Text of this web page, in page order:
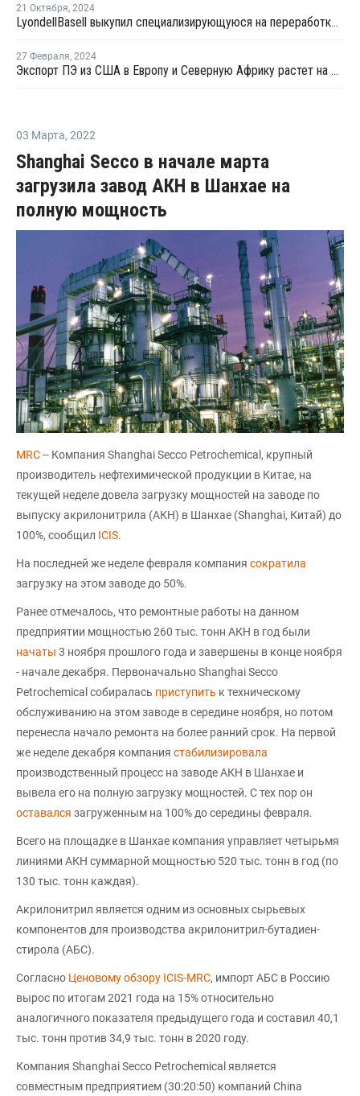
21 Октября, 2024
LyondellBasell выкупил специализирующуюся на переработке пластика компанию APK
27 Февраля, 2024
Экспорт ПЭ из США в Европу и Северную Африку растет на фоне проблем в Красном море и Суэцком канале
03 Марта, 2022
Shanghai Secco в начале марта
загрузила завод АКН в Шанхае на
полную мощность
MRC-- Компания Shanghai Secco Petrochemical, крупный
производитель нефтехимической продукции в Китае, на
текущей неделе довела загрузку мощностей на заводе по
выпуску акрилонитрила (АКН) в Шанхае (Shanghai, Китай) до
100%, сообщил ICIS.
На последней же неделе февраля компания сократила
загрузку на этом заводе до 50%.
Ранее отмечалось, что ремонтные работы на данном
предприятии мощностью 260 тыс. тонн АКН в год были
начаты 3 ноября прошлого года и завершены в конце ноября
- начале декабря. Первоначально Shanghai Secco
Petrochemical собиралась приступить к техническому
обслуживанию на этом заводе в середине ноября, но потом
перенесла начало ремонта на более ранний срок. На первой
же неделе декабря компания стабилизировала
производственный процесс на заводе АКН в Шанхае и
вывела его на полную загрузку мощностей. С тех пор он
оставался загруженным на 100% до середины февраля.
Всего на площадке в Шанхае компания управляет четырьмя
линиями АКН суммарной мощностью 520 тыс. тонн в год (по
130 тыс. тонн каждая).
Акрилонитрил является одним из основных сырьевых
компонентов для производства акрилонитрил-бутадиен-
стирола (АБС).
Согласно Ценовому обзору ICIS-MRC, импорт АБС в Россию
вырос по итогам 2021 года на 15% относительно
аналогичного показателя предыдущего года и составил 40,1
тыс. тонн против 34,9 тыс. тонн в 2020 году.
Компания Shanghai Secco Petrochemical является
совместным предприятием (30:20:50) компаний China